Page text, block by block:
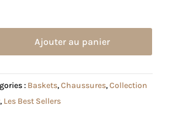
Ajouter au panier
: Baskets,Chaussures,Collection
, Les Best Sellers